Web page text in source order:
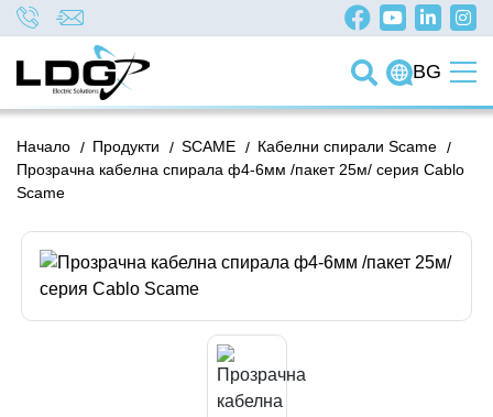
BG
/
Начало /
Продукти /
SCAME /
Кабелни спирали Scame
Прозрачна кабелна спирала ф4-6мм /пакет 25м/ серия Cablo
Scame